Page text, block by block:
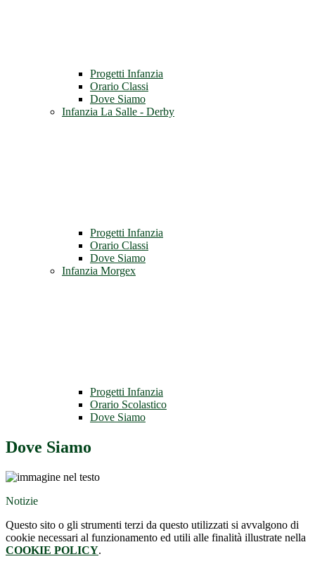
Progetti Infanzia
Orario Classi
Dove Siamo
Infanzia La Salle - Derby
Progetti Infanzia
Orario Classi
Dove Siamo
Infanzia Morgex
Progetti Infanzia
Orario Scolastico
Dove Siamo
Dove Siamo
Notizie
Questo sito o gli strumenti terzi da questo utilizzati si avvalgono di
cookie necessari al funzionamento ed utili alle finalità illustrate nella
COOKIE POLICY.